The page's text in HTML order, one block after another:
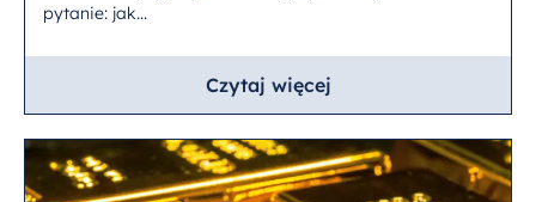
pytanie: jak...
Czytaj więcej